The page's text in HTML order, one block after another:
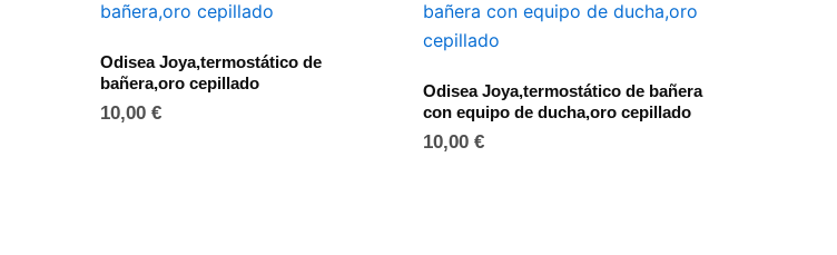
Odisea Joya,termostático de
bañera,oro cepillado
10,00 €
Odisea Joya,termostático de bañera
con equipo de ducha,oro cepillado
10,00 €